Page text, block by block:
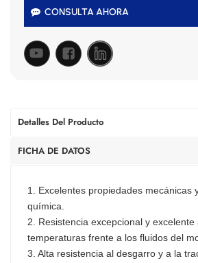
CONSULTA AHORA
Detalles Del Producto
FICHA DE DATOS
1. Excelentes propiedades mecánicas
química.
2. Resistencia excepcional y excelente
temperaturas frente a los fluidos del
3. Alta resistencia al desgarro y a la